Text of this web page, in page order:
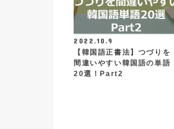
2022.10.9
【韓国語正書法】つづりを
間違いやすい韓国語の単語
20選！Part2